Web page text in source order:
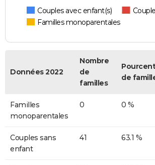
Couples avec enfant(s)
Familles monoparentales
Données 2022
Nombre
de
familles
de
Familles
monoparentales
0 0 %
Couples sans
enfant
41 63.1 %